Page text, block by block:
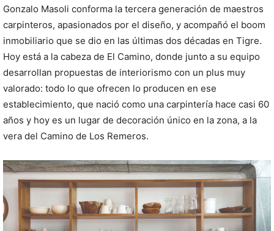
Gonzalo Masoli conforma la tercera generación de maestros
carpinteros, apasionados por el diseño, y acompañó el boom
inmobiliario que se dio en las últimas dos décadas en Tigre.
Hoy está a la cabeza de El Camino, donde junto a su equipo
desarrollan propuestas de interiorismo con un plus muy
valorado: todo lo que ofrecen lo producen en ese
establecimiento, que nació como una carpintería hace casi 60
años y hoy es un lugar de decoración único en la zona, a la
vera del Camino de Los Remeros.